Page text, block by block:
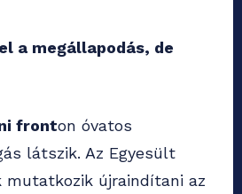
a megállapodás, de
fronton óvatos
látszik. Az Egyesült
mutatkozik újraindítani az